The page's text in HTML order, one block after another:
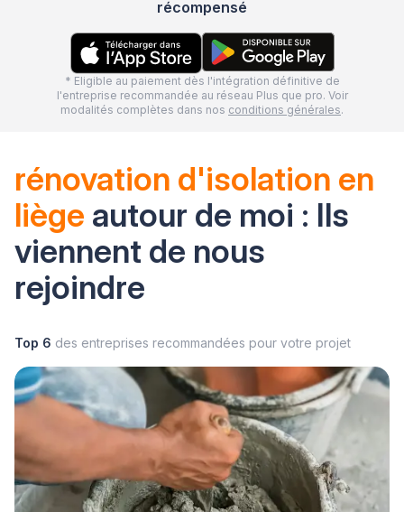
récompensé
* Eligible au paiement dès l'intégration définitive de
l'entreprise recommandée au réseau Plus que pro. Voir
modalités complètes dans nos conditions générales.
rénovation d'isolation en
liège autour de moi : Ils
viennent de nous
rejoindre
Top 6 des entreprises recommandées pour votre projet